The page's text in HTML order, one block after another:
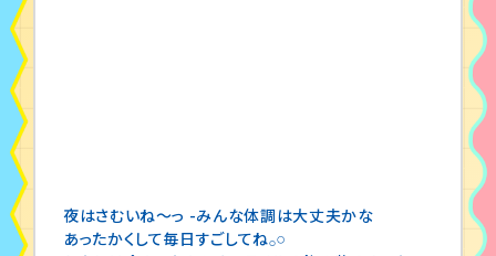
夜はさむいね〜っ -みんな体調は大丈夫かな
あったかくして毎日すごしてね𓂂𓏸